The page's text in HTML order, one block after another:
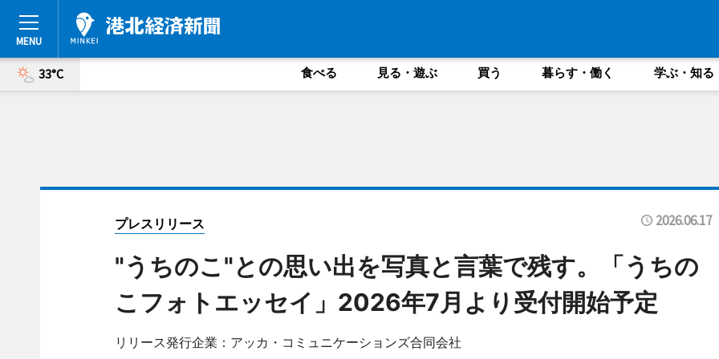
33°C 食べる 見る・遊ぶ 買う 暮らす・働く 学ぶ・知る
プレスリリース 2026.06.17
"うちのこ"との思い出を写真と言葉で残す。「うちの
こフォトエッセイ」2026年7月より受付開始予定
リリース発行企業：アッカ・コミュニケーションズ合同会社